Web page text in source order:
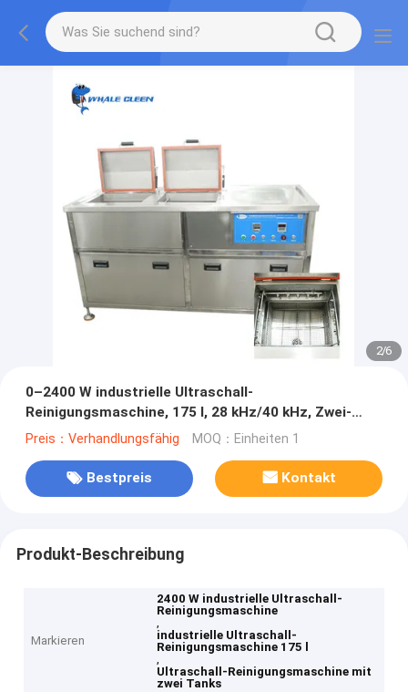
2/6
0–2400 W industrielle Ultraschall-
Reinigungsmaschine, 175 l, 28 kHz/40 kHz, Zwei-
Tank-Reiniger
Preis：Verhandlungsfähig MOQ：Einheiten 1
Bestpreis Kontakt
Produkt-Beschreibung
Markieren
2400 W industrielle Ultraschall-
Reinigungsmaschine
,
industrielle Ultraschall-
Reinigungsmaschine 175 l
,
Ultraschall-Reinigungsmaschine mit
zwei Tanks